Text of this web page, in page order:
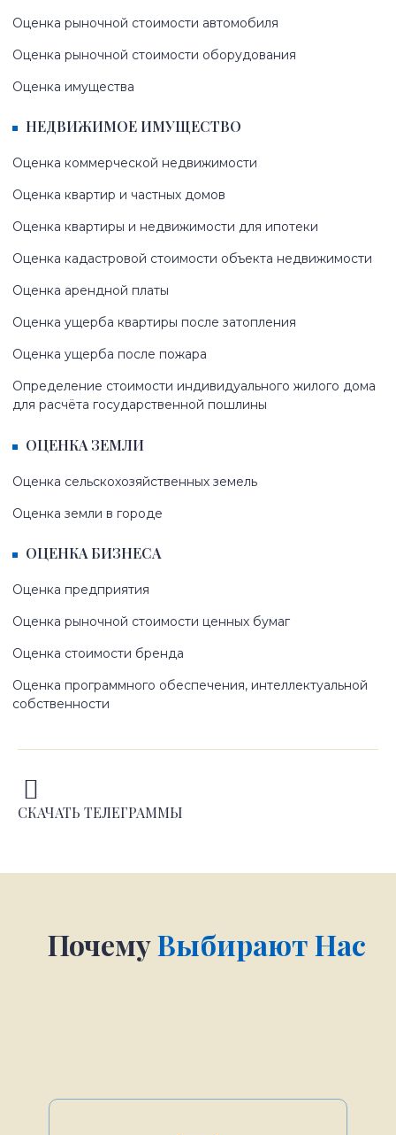
Оценка рыночной стоимости автомобиля
Оценка рыночной стоимости оборудования
Оценка имущества
НЕДВИЖИМОЕ ИМУЩЕСТВО
Оценка коммерческой недвижимости
Оценка квартир и частных домов
Оценка квартиры и недвижимости для ипотеки
Оценка кадастровой стоимости объекта недвижимости
Оценка арендной платы
Оценка ущерба квартиры после затопления
Оценка ущерба после пожара
Определение стоимости индивидуального жилого дома
для расчёта государственной пошлины
ОЦЕНКА ЗЕМЛИ
Оценка сельскохозяйственных земель
Оценка земли в городе
ОЦЕНКА БИЗНЕСА
Оценка предприятия
Оценка рыночной стоимости ценных бумаг
Оценка стоимости бренда
Оценка программного обеспечения, интеллектуальной
собственности
СКАЧАТЬ ТЕЛЕГРАММЫ
ПочемуВыбирают Нас